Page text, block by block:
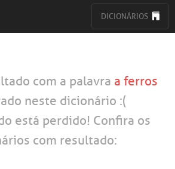
DICIONÁRIOS
com a palavra a ferros
neste dicionário :(
está perdido! Confira os
com resultado: